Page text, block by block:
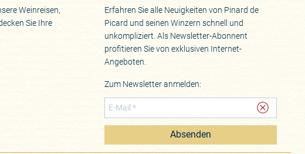
Weinreisen,
Sie Ihre
Erfahren Sie alle Neuigkeiten von Pinard de
Picard und seinen Winzern schnell und
unkompliziert. Als Newsletter-Abonnent
profitieren Sie von exklusiven Internet-
Angeboten.
Zum Newsletter anmelden:
Absenden